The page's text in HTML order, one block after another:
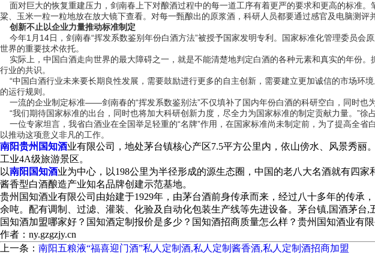
面对巨大的恢复重建压力，剑南春上下对酿酒过程中的每一道工序有着更严的要求和更高的标准
粱、玉米一粒一粒地放在放大镜下查看。对每一甄酿出的原浆酒，科研人员都要通过感官及电脑测
创新不止以企业力量推动标准制定
今年1月14日，剑南春“挥发系数鉴别年份白酒方法”被授予国家发明专利。国家标准化管理委员会
世界的重要技术依托。
实际上，中国白酒走向世界的最大障碍之一，就是不能清楚地判定白酒的各种元素和真实的年份
行业的共识。
“中国白酒行业未来要长期良性发展，需要鼓励进行更多的自主创新，需要建立更加诚信的市场环
的运行规则。
一流的企业制定标准——剑南春的“挥发系数鉴别法”不仅填补了国内年份白酒的科研空白，同时也
“我们期待国家标准的出台，同时也将加大科研创新力度，尽全力为国家标准的制定贡献力量。”徐占
一位专家坦言，我省白酒业在全国举足轻重的“名牌”作用，在国家标准尚未制定前，为了提高全
以推动这项意义非凡的工作。
南阳贵州国知酒业有限公司，地处茅台镇核心产区7.5平方公里内，依山傍水、风景秀
工业4A级旅游景区。
以南阳国知酒业为中心，以198公里为半径形成的源生态圈，中国的老八大名酒就有四
酱香型白酒酿造产业知名品牌创建示范基地。
贵州国知酒业有限公司由始建于1929年，由茅台酒前身传承而来，经过八十多年的传
余吨。配有调制、过滤、灌装、化验及自动化包装生产线等先进设备。茅台镇,国酒茅台,
国知酒加盟哪家好？国知酒定制报价是多少？国知酒招商质量怎么样？贵州国知酒业有
作者：ny.gzgzjy.cn
上一条： 南阳五粮液“福喜迎门酒”私人定制酒,私人定制酱香酒,私人定制酒招商加盟